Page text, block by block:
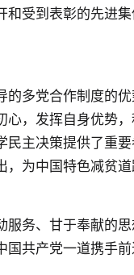
受到表彰的先进
多党合作制度的
，发挥自身优势
主决策提供了重要
为中国特色减贫道
务、甘于奉献的思
共产党一道携手